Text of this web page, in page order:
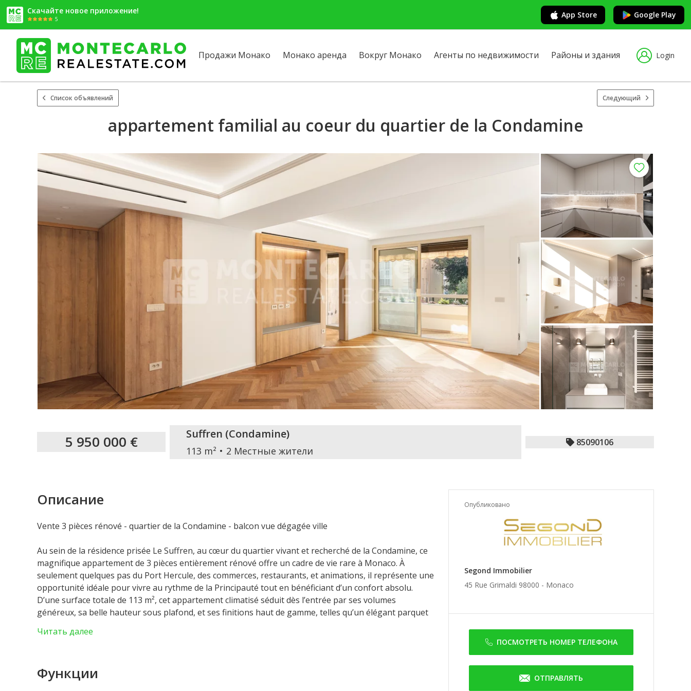
Скачайте новое приложение!
5 App Store Google Play
Продажи Монако Монако аренда Вокруг Монако Агенты по недвижимости Районы и здания Login
Список объявлений Следующий
appartement familial au coeur du quartier de la Condamine
5 950 000 € Suffren (Condamine)
113 m² 2 Местные жители
85090106
Опубликовано
Segond Immobilier
45 Rue Grimaldi 98000 - Monaco
ПОСМОТРЕТЬ НОМЕР ТЕЛЕФОНА
ОТПРАВЛЯТЬ
Описание
Vente 3 pièces rénové - quartier de la Condamine - balcon vue dégagée ville
Au sein de la résidence prisée Le Suffren, au cœur du quartier vivant et recherché de la Condamine, ce
magnifique appartement de 3 pièces entièrement rénové offre un cadre de vie rare à Monaco. À
seulement quelques pas du Port Hercule, des commerces, restaurants, et animations, il représente une
opportunité idéale pour vivre au rythme de la Principauté tout en bénéficiant d’un confort absolu.
D’une surface totale de 113 m², cet appartement climatisé séduit dès l’entrée par ses volumes
généreux, sa belle hauteur sous plafond, et ses finitions haut de gamme, telles qu’un élégant parquet
Composition : un hall d’entrée accueillant, un spacieux séjour parfait pour recevoir ou se détendre, une
dégagée sur la ville, idéal pour profiter de l’ambiance monégasque.
Читать далее
Функции